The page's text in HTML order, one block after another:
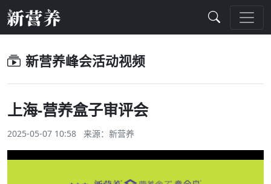
新营养峰会活动视频
上海-营养盒子审评会
2025-05-07 10:58 来源：新营养